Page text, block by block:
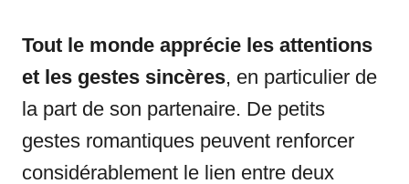
Tout le monde apprécie les attentions
et les gestes sincères, en particulier de
la part de son partenaire. De petits
gestes romantiques peuvent renforcer
considérablement le lien entre deux